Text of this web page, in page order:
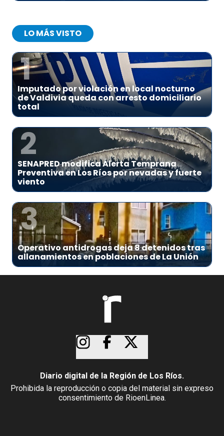
LO MÁS VISTO
1
Imputado por violación en local nocturno
de Valdivia queda con arresto domiciliario
total
2
SENAPRED modifica Alerta Temprana
Preventiva en Los Ríos por nevadas y fuerte
viento
3
Operativo antidrogas deja 8 detenidos tras
allanamientos en poblaciones de La Unión
Diario digital de la Región de Los Ríos.
Prohibida la reproducción o copia del material sin expreso
consentimiento de RioenLinea.